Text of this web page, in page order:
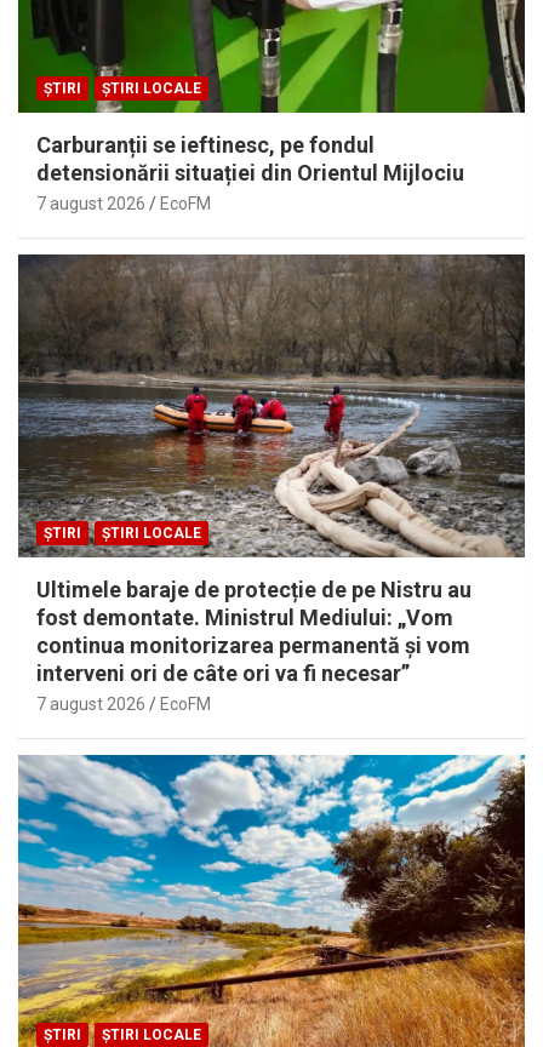
ȘTIRI ȘTIRI LOCALE
Carburanții se ieftinesc, pe fondul
detensionării situației din Orientul Mijlociu
7 august 2026 EcoFM
ȘTIRI ȘTIRI LOCALE
Ultimele baraje de protecție de pe Nistru au
fost demontate. Ministrul Mediului: „Vom
continua monitorizarea permanentă și vom
interveni ori de câte ori va fi necesar”
7 august 2026 EcoFM
ȘTIRI ȘTIRI LOCALE